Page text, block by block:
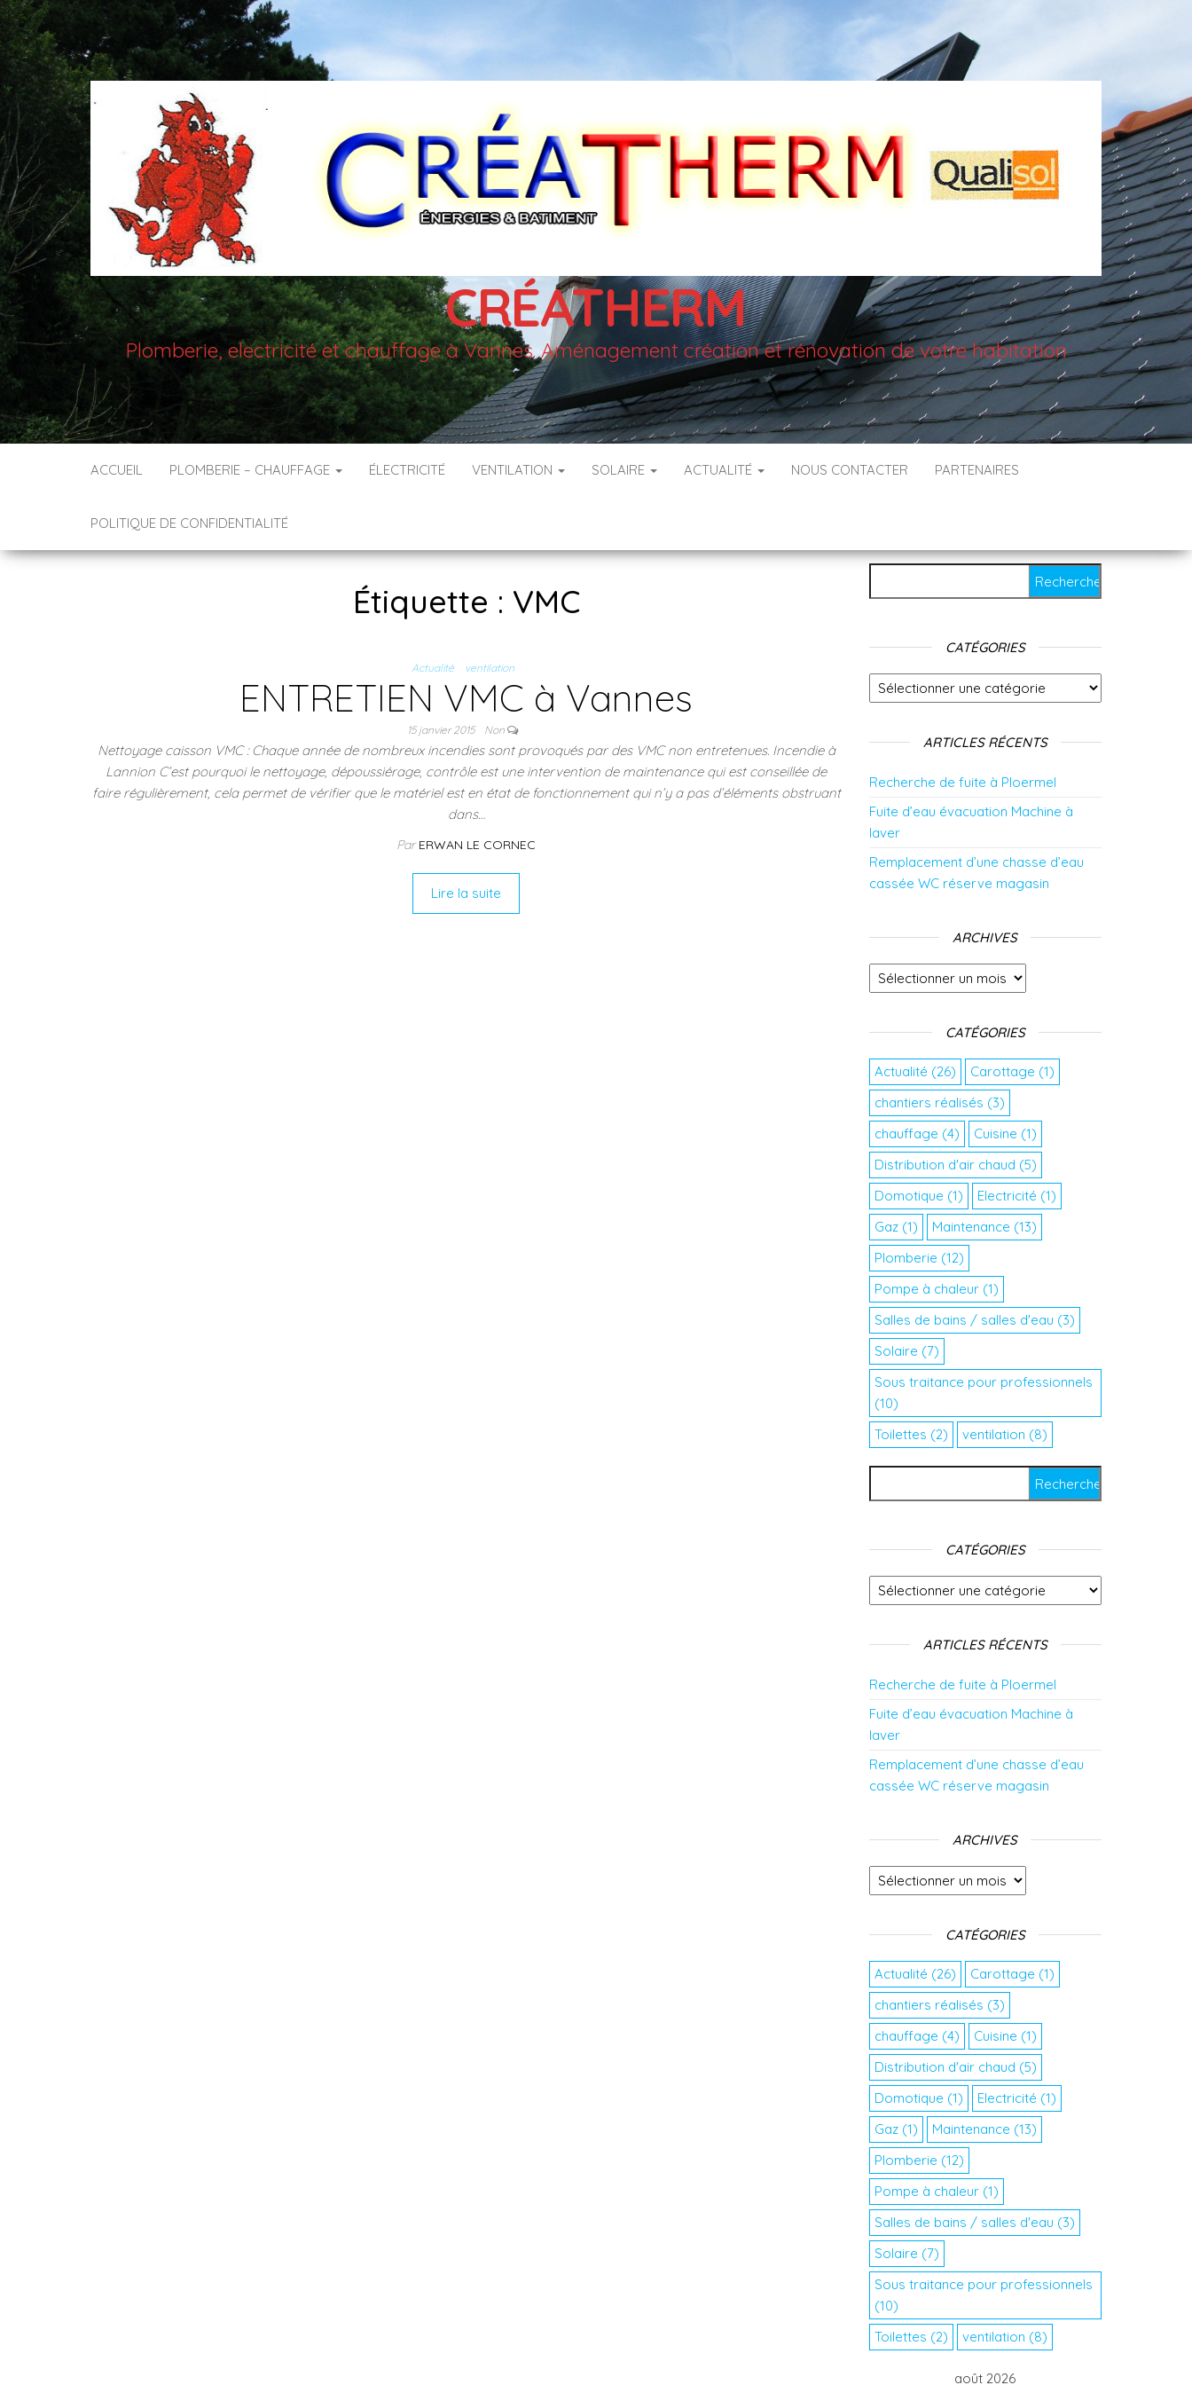
CRÉATHERM
Plomberie, electricité et chauffage à Vannes. Aménagement création et rénovation de votre habitation
ACCUEIL PLOMBERIE – CHAUFFAGE ÉLECTRICITÉ VENTILATION SOLAIRE ACTUALITÉ NOUS CONTACTER PARTENAIRES
POLITIQUE DE CONFIDENTIALITÉ
Étiquette : VMC
Actualité ventilation
ENTRETIEN VMC à Vannes
15 janvier 2015 Non
Nettoyage caisson VMC : Chaque année de nombreux incendies sont provoqués par des VMC non entretenues. Incendie à
Lannion C’est pourquoi le nettoyage, dépoussiérage, contrôle est une intervention de maintenance qui est conseillée de
faire régulièrement, cela permet de vérifier que le matériel est en état de fonctionnement qui n’y a pas d’éléments obstruant
dans…
ParERWAN LE CORNEC
Lire la suite
CATÉGORIES
Catégories
ARTICLES RÉCENTS
Recherche de fuite à Ploermel
Fuite d’eau évacuation Machine à
laver
Remplacement d’une chasse d’eau
cassée WC réserve magasin
ARCHIVES
Archives
CATÉGORIES
Actualité (26) Carottage (1)
chantiers réalisés (3)
chauffage (4) Cuisine (1)
Distribution d'air chaud (5)
Domotique (1) Electricité (1)
Gaz(1) Maintenance (13)
Plomberie (12)
Pompe à chaleur(1)
Salles de bains / salles d'eau (3)
Solaire (7)
Sous traitance pour professionnels
(10)
Toilettes (2) ventilation (8)
CATÉGORIES
Catégories
ARTICLES RÉCENTS
Recherche de fuite à Ploermel
Fuite d’eau évacuation Machine à
laver
Remplacement d’une chasse d’eau
cassée WC réserve magasin
ARCHIVES
Archives
CATÉGORIES
Actualité (26) Carottage (1)
chantiers réalisés (3)
chauffage (4) Cuisine (1)
Distribution d'air chaud (5)
Domotique (1) Electricité (1)
Gaz(1) Maintenance (13)
Plomberie (12)
Pompe à chaleur(1)
Salles de bains / salles d'eau (3)
Solaire (7)
Sous traitance pour professionnels
(10)
Toilettes (2) ventilation (8)
août 2026